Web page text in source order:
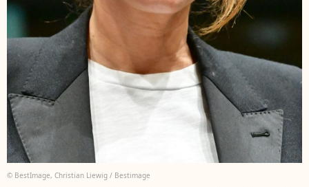
© BestImage, Christian Liewig / Bestimage